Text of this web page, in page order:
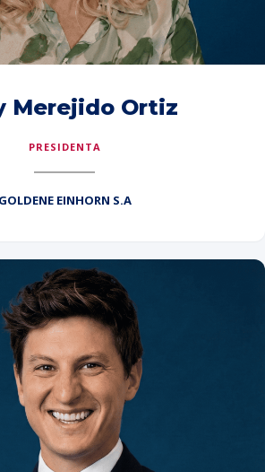
Merejido Ortiz
PRESIDENTA
GOLDENE EINHORN S.A